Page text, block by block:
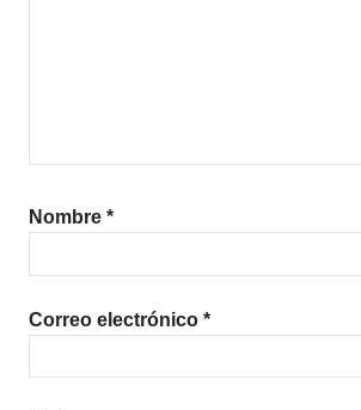
Nombre *
Correo electrónico *